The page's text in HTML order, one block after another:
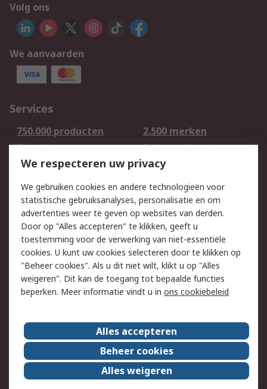
Volg ons
We aanvaarden
Services
750.000 producten
2.500 merken
Bestellen
Inkoopoplossingen
Retouren
Technisch advies
Track & Trace
Wettelijk
Cookiebeleid
Email veiligheid
Privacybeleid -
Bijgewerkt
Websitevoorwaarden
Algemene
verkoopvoorwaarden
Over RS
RS Group
Over ons
RS wereldwijd
Werken bij RS
ESG
We respecteren uw privacy
We gebruiken cookies en andere technologieën voor
statistische gebruiksanalyses, personalisatie en om
advertenties weer te geven op websites van derden.
Door op "Alles accepteren" te klikken, geeft u
toestemming voor de verwerking van niet-essentiële
cookies. U kunt uw cookies selecteren door te klikken op
"Beheer cookies". Als u dit niet wilt, klikt u op "Alles
weigeren". Dit kan de toegang tot bepaalde functies
beperken. Meer informatie vindt u in ons cookiebeleid
Alles accepteren
Beheer cookies
Alles weigeren